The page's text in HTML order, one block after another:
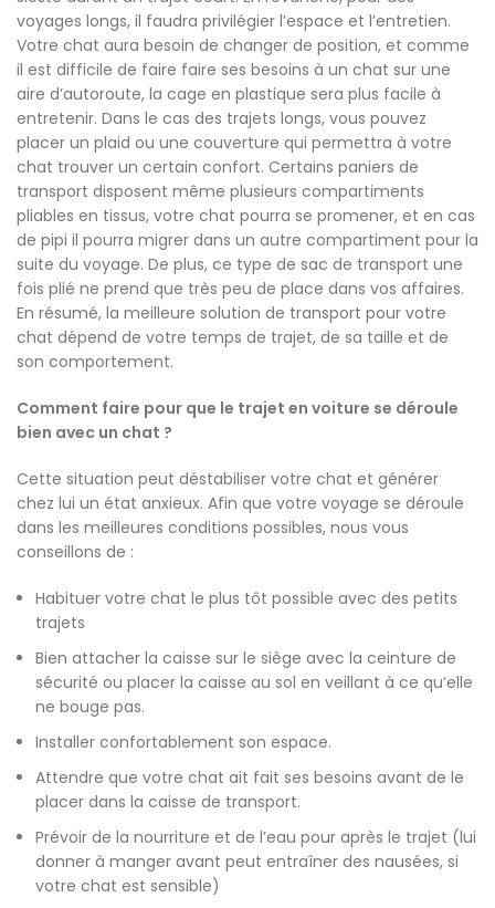
voyages longs, il faudra privilégier l’espace et l’entretien.
Votre chat aura besoin de changer de position, et comme
il est difficile de faire faire ses besoins à un chat sur une
aire d’autoroute, la cage en plastique sera plus facile à
entretenir. Dans le cas des trajets longs, vous pouvez
placer un plaid ou une couverture qui permettra à votre
chat trouver un certain confort. Certains paniers de
transport disposent même plusieurs compartiments
pliables en tissus, votre chat pourra se promener, et en cas
de pipi il pourra migrer dans un autre compartiment pour la
suite du voyage. De plus, ce type de sac de transport une
fois plié ne prend que très peu de place dans vos affaires.
En résumé, la meilleure solution de transport pour votre
chat dépend de votre temps de trajet, de sa taille et de
son comportement.
Comment faire pour que le trajet en voiture se déroule
bien avec un chat ?
Cette situation peut déstabiliser votre chat et générer
chez lui un état anxieux. Afin que votre voyage se déroule
dans les meilleures conditions possibles, nous vous
conseillons de :
Habituer votre chat le plus tôt possible avec des petits
trajets
Bien attacher la caisse sur le siège avec la ceinture de
sécurité ou placer la caisse au sol en veillant à ce qu’elle
ne bouge pas.
Installer confortablement son espace.
Attendre que votre chat ait fait ses besoins avant de le
placer dans la caisse de transport.
Prévoir de la nourriture et de l’eau pour après le trajet (lui
donner à manger avant peut entraîner des nausées, si
votre chat est sensible)